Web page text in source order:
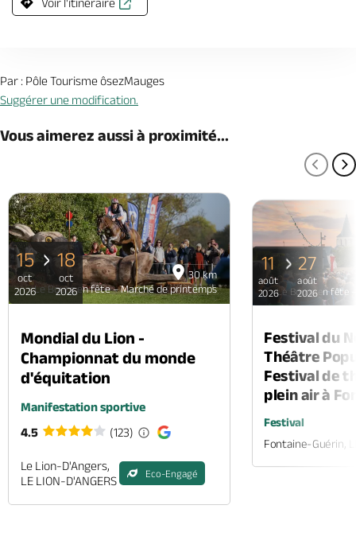
Voir l'itinéraire
Par : Pôle Tourisme ôsezMauges
Suggérer une modification.
Vous aimerez aussi à proximité...
30 km
Le Bourg en fête – Marché de printemps
15
oct
2026
18
oct
2026
Mondial du Lion -
Championnat du monde
d'équitation
Manifestation sportive
4.5
(123)
Le Lion-D'Angers,
LE LION-D'ANGERS
Eco-Engagé
Le Bourg en fête
11
août
2026
27
août
2026
Festival du
Théâtre
Festival de
plein air à
Festival
Fontaine-Guérin,